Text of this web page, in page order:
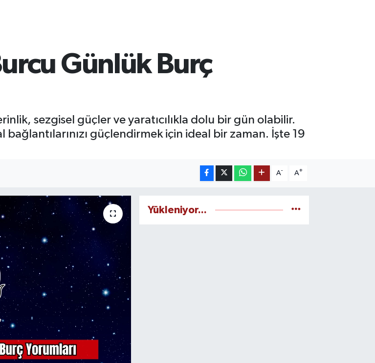
Günlük Burç
sezgisel güçler ve yaratıcılıkla dolu bir gün olabilir.
güçlendirmek için ideal bir zaman. İşte 19
A- A+
Yükleniyor...